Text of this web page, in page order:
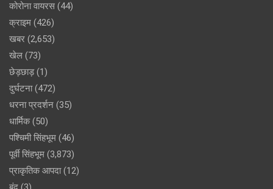
कोरोना वायरस (44)
क्राइम (426)
खबर (2,653)
खेल (73)
छेड़छाड़(1)
दुर्घटना(472)
धरना प्रदर्शन (35)
धार्मिक(50)
पश्चिमी सिंहभूम (46)
पूर्वी सिंहभूम (3,873)
प्राकृतिक आपदा(12)